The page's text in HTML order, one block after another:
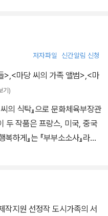
적한 시골집으로 이사와 새
에서 일궈낸 작물로 식탁을 차
정기검진, 몇 차례의 입원 그
마당 씨는 이제 막 첫돌을 지
을 지키고자 분투한다.
품에 대한 기억이 뒤엉키는
식을 정성스레 요리해주신 어
길러낸 배추와 무로 김장을
저자파일 신간알림 신청
>,<마당 씨의 가족 앨범>,<마
기)
의 식탁』으로 문화체육부장관
두 작품은 프랑스, 미국, 중국
부소소사』라는
의미, 나아가 우리네 인생을
흥원 글로벌 장편만화 제작지
작 도시가족의 서